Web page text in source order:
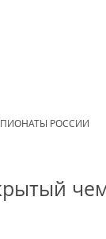
РОССИИ